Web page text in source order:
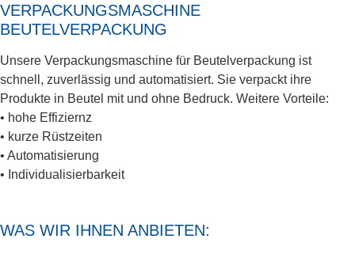
VERPACKUNGSMASCHINE
BEUTELVERPACKUNG
Unsere Verpackungsmaschine für Beutelverpackung ist
schnell, zuverlässig und automatisiert. Sie verpackt ihre
Produkte in Beutel mit und ohne Bedruck. Weitere Vorteile:
• hohe Effiziernz
• kurze Rüstzeiten
• Automatisierung
• Individualisierbarkeit
WAS WIR IHNEN ANBIETEN: